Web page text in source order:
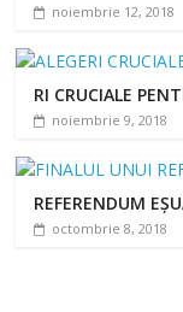
noiembrie 12, 2018
RI CRUCIALE
noiembrie 9, 2018
REFERENDUM
octombrie 8, 2018